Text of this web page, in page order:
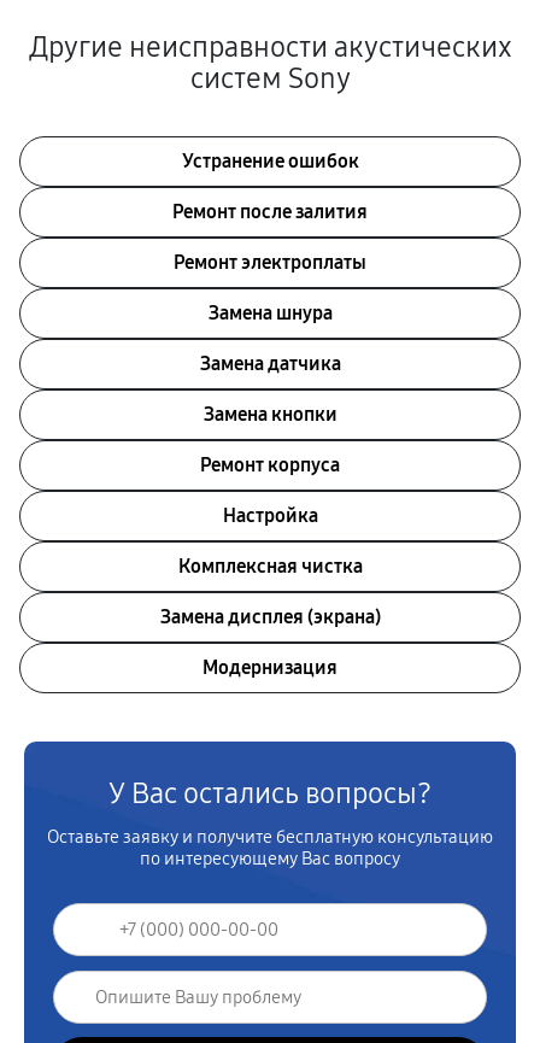
Другие неисправности акустических
систем Sony
Устранение ошибок
Ремонт после залития
Ремонт электроплаты
Замена шнура
Замена датчика
Замена кнопки
Ремонт корпуса
Настройка
Комплексная чистка
Замена дисплея (экрана)
Модернизация
У Вас остались вопросы?
Оставьте заявку и получите бесплатную консультацию
по интересующему Вас вопросу